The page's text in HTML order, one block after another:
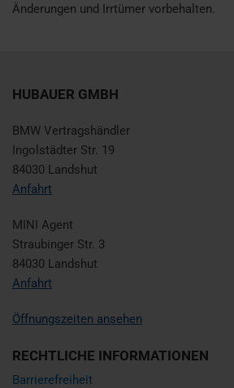
Änderungen und Irrtümer vorbehalten.
HUBAUER GMBH
BMW Vertragshändler
Ingolstädter Str. 19
84030 Landshut
Anfahrt
MINI Agent
Straubinger Str. 3
84030 Landshut
Anfahrt
Öffnungszeiten ansehen
RECHTLICHE INFORMATIONEN
Barrierefreiheit